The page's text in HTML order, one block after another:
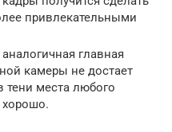
привлекательными
главная
камеры не достает
места любого
хорошо.